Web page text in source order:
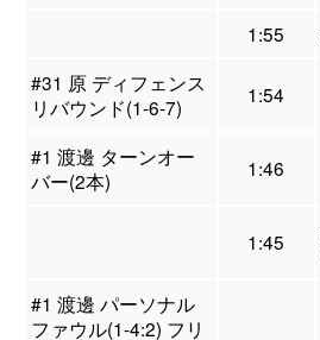
1:55
#31 原 ディフェンス
リバウンド(1-6-7)
1:54
#1 渡邊 ターンオー
バー(2本)
1:46
1:45
#1 渡邊 パーソナル
ファウル(1-4:2) フリ